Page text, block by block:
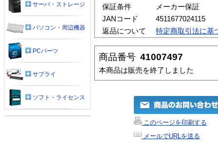
保証条件
メーカー保証
JANコード
4511677024115
返品について
特定商取引法に基
商品番号 41007497
本商品は販売を終了しました
このページを印刷する
メールでURLを送る
サーバ・ストレージ
パソコン・周辺機器
PCパーツ
サプライ
ソフト・ライセンス